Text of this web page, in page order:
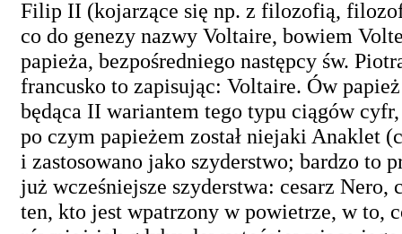
Filip II (kojarzące się np. z filozofią,
co do genezy nazwy Voltaire, bowiem
papieża, bezpośredniego następcy św.
francusko to zapisując: Voltaire. Ów
będąca II wariantem tego typu ciągów
po czym papieżem został niejaki Anaklet
i zastosowano jako szyderstwo; bardzo to
już wcześniejsze szyderstwa: cesarz
ten, kto jest wpatrzony w powietrze, w to,